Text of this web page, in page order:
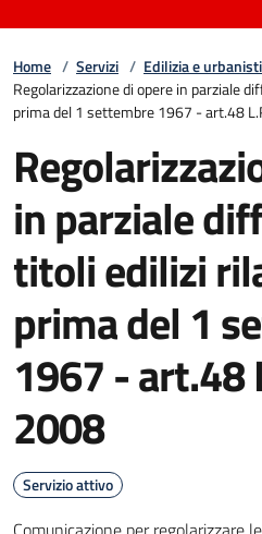
Home / Servizi / Edilizia e
Regolarizzazione di opere in parziale
prima del 1 settembre 1967 - art.48
in parziale
titoli edilizi
prima del 1
1967 - art.48
2008
Servizio attivo